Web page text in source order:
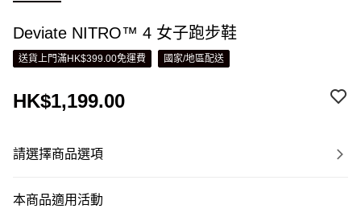
Deviate NITRO™ 4 女子跑步鞋
送貨上門滿HK$399.00免運費 國家/地區配送
HK$1,199.00
請選擇商品選項
本商品適用活動